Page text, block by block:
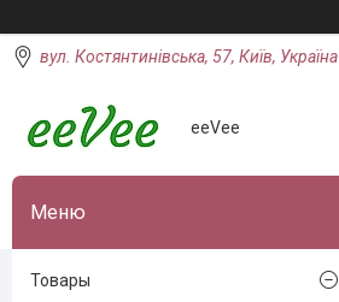
вул. Костянтинівська, 57, Київ, Україна
eeVee
Товары